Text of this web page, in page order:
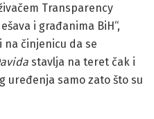
Transparency
i građanima BiH“,
na činjenicu da se
stavlja na teret čak i
uređenja samo zato što su